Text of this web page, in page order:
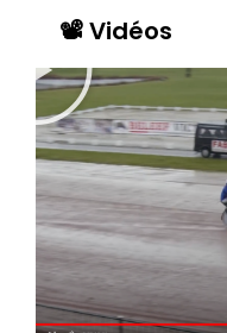
📽️ Vidéos